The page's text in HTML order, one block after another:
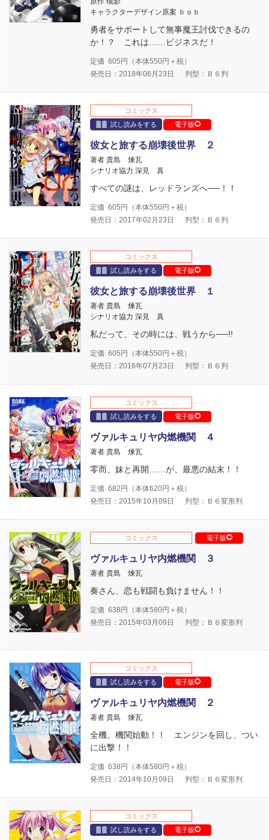
キャラクターデザイン原案 ｂｏｂ
勇者をサポートして無事魔王討伐できるの
か！？ これは……ビジネスだ！
定価 605 円（本体550円＋税）
発売日：2018年06月23日
判型：Ｂ６判
コミックス
試し読みをする
電子版
彼女と旅する崩壊後世界 ２
著者 貴島 煉瓦
シナリオ協力 深見 真
すべての謎は、レッドランズへ──！！
定価 605 円（本体550円＋税）
発売日：2017年02月23日
判型：Ｂ６判
コミックス
試し読みをする
電子版
彼女と旅する崩壊後世界 １
著者 貴島 煉瓦
シナリオ協力 深見 真
私だって、その時には、戦うから──!!
定価 605 円（本体550円＋税）
発売日：2016年07月23日
判型：Ｂ６判
コミックス
試し読みをする
電子版
ヴァルキュリヤ内燃機関 ４
著者 貴島 煉瓦
零而、妹と再開……が、最悪の結末！！
定価 682 円（本体620円＋税）
発売日：2015年10月09日
判型：Ｂ６変形判
コミックス 電子版
ヴァルキュリヤ内燃機関 ３
著者 貴島 煉瓦
奏さん、恋も戦闘も負けません！！
定価 638 円（本体580円＋税）
発売日：2015年03月09日
判型：Ｂ６変形判
コミックス
試し読みをする
電子版
ヴァルキュリヤ内燃機関 ２
著者 貴島 煉瓦
全機、機関始動！！ エンジンを回し、つい
に出撃！！
定価 638 円（本体580円＋税）
発売日：2014年10月09日
判型：Ｂ６変形判
コミックス
試し読みをする
電子版